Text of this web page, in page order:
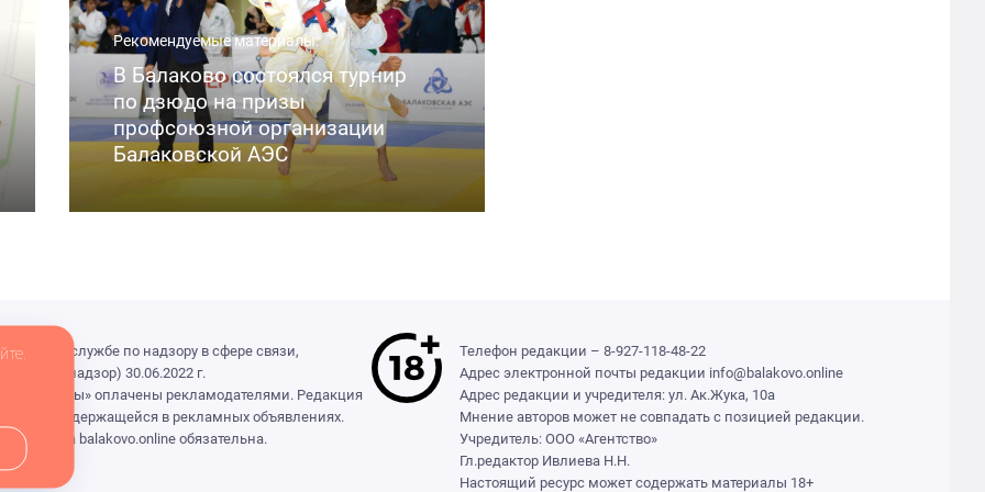
Рекомендуемые материалы:
В Балаково состоялся турнир
по дзюдо на призы
профсоюзной организации
Балаковской АЭС
службе по надзору в сфере связи,
30.06.2022 г.
«Выборы» оплачены рекламодателями. Редакция
содержащейся в рекламных объявлениях.
на balakovo.online обязательна.
Телефон редакции – 8-927-118-48-22
Адрес электронной почты редакции info@balakovo.online
Адрес редакции и учредителя: ул. Ак.Жука, 10а
Мнение авторов может не совпадать с позицией редакции.
Учредитель: ООО «Агентство»
Гл.редактор Ивлиева Н.Н.
Настоящий ресурс может содержать материалы 18+